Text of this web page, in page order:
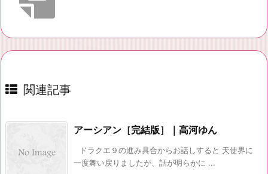
関連記事
アーシアン［完結版］｜高河ゆん
ドラクエ９の進み具合からお話しすると 天使界に
一度舞い戻りましたが、話が明らかに ...